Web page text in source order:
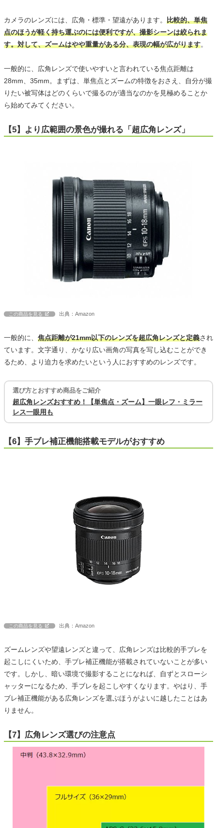
カメラのレンズには、広角・標準・望遠があります。 比較的、単焦
点のほうが軽く持ち運ぶのには便利ですが、撮影シーンは絞られま
す。対して、ズームはやや重量がある分、表現の幅が広がります。
一般的に、広角レンズで使いやすいと言われている焦点距離は
28mm、35mm。まずは、単焦点とズームの特徴をおさえ、自分が撮
りたい被写体はどのくらいで撮るのが適当なのかを見極めることか
ら始めてみてください。
【5】より広範囲の景色が撮れる「超広角レンズ」
この商品を見る 出典：Amazon
一般的に、 焦点距離が21mm以下のレンズを超広角レンズと定義され
ています。文字通り、かなり広い画角の写真を写し込むことができ
るため、より迫力を求めたいという人におすすめのレンズです。
選び方とおすすめ商品をご紹介
超広角レンズおすすめ！【単焦点・ズーム】一眼レフ・ミラー
レス一眼用も
【6】手ブレ補正機能搭載モデルがおすすめ
この商品を見る 出典：Amazon
ズームレンズや望遠レンズと違って、広角レンズは比較的手ブレを
起こしにくいため、手ブレ補正機能が搭載されていないことが多い
です。しかし、暗い環境で撮影することになれば、自ずとスローシ
ャッターになるため、手ブレを起こしやすくなります。やはり、手
ブレ補正機能がある広角レンズを選ぶほうがよいに越したことはあ
りません。
【7】広角レンズ選びの注意点